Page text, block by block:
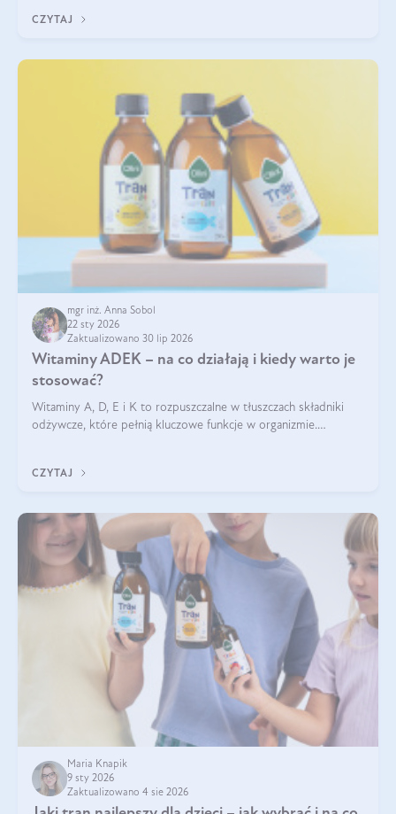
robić?
CZYTAJ
mgr inż. Anna Sobol
22 sty 2026
Zaktualizowano 30 lip 2026
Witaminy ADEK – na co działają i kiedy warto je
stosować?
Witaminy A, D, E i K to rozpuszczalne w tłuszczach składniki
odżywcze, które pełnią kluczowe funkcje w organizmie.
CZYTAJ
Maria Knapik
9 sty 2026
Zaktualizowano 4 sie 2026